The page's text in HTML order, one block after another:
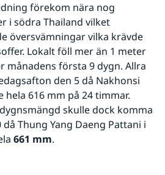
förekom nära nog
i södra Thailand vilket
översvämningar vilka krävde
Lokalt föll mer än 1 meter
månadens första 9 dygn. Allra
den 5 då Nakhonsi
616 mm på 24 timmar.
skulle dock komma
Thung Yang Daeng Pattani i
661 mm.